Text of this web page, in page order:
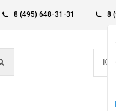
8 (495) 648-31-31 8